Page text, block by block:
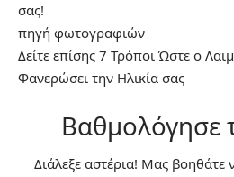
σας!
πηγή φωτογραφιών
Δείτε επίσης 7 Τρόποι Ώστε ο
Φανερώσει την Ηλικία σας
Βαθμολόγησε
Διάλεξε αστέρια! Μας βοηθάτε